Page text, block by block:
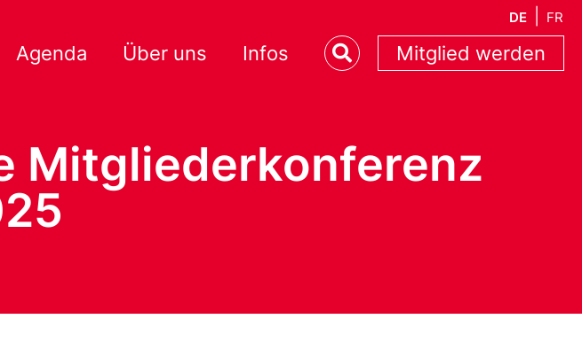
DE FR
Agenda Über uns Infos Mitglied werden
Mitgliederkonferenz